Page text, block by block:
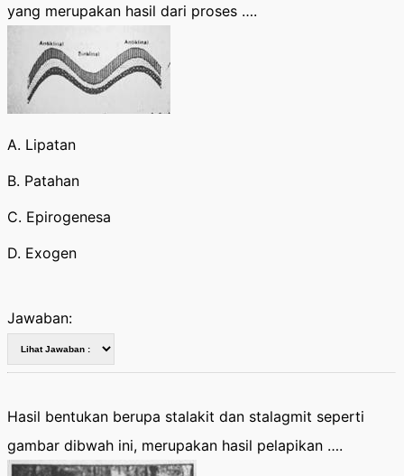
yang merupakan hasil dari proses ….
A. Lipatan
B. Patahan
C. Epirogenesa
D. Exogen
Jawaban:
Hasil bentukan berupa stalakit dan stalagmit seperti
gambar dibwah ini, merupakan hasil pelapikan ….